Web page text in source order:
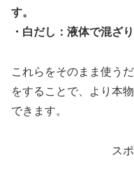
す。
・白だし：液体で混ざ
これらをそのまま使う
をすることで、より本
できます。
ス